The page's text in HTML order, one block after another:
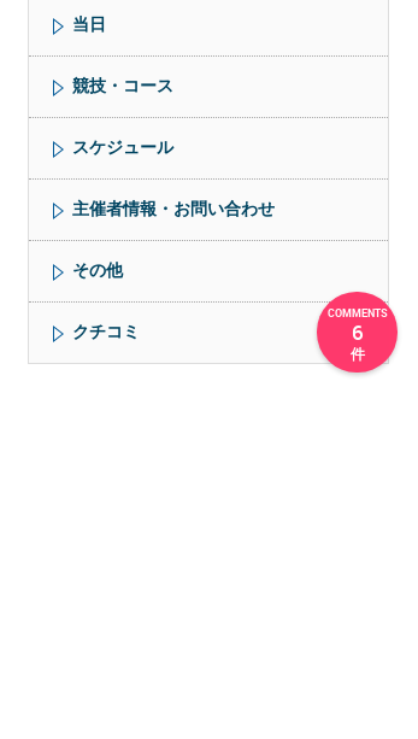
当日
競技・コース
スケジュール
主催者情報・お問い合わせ
その他
クチコミ 6